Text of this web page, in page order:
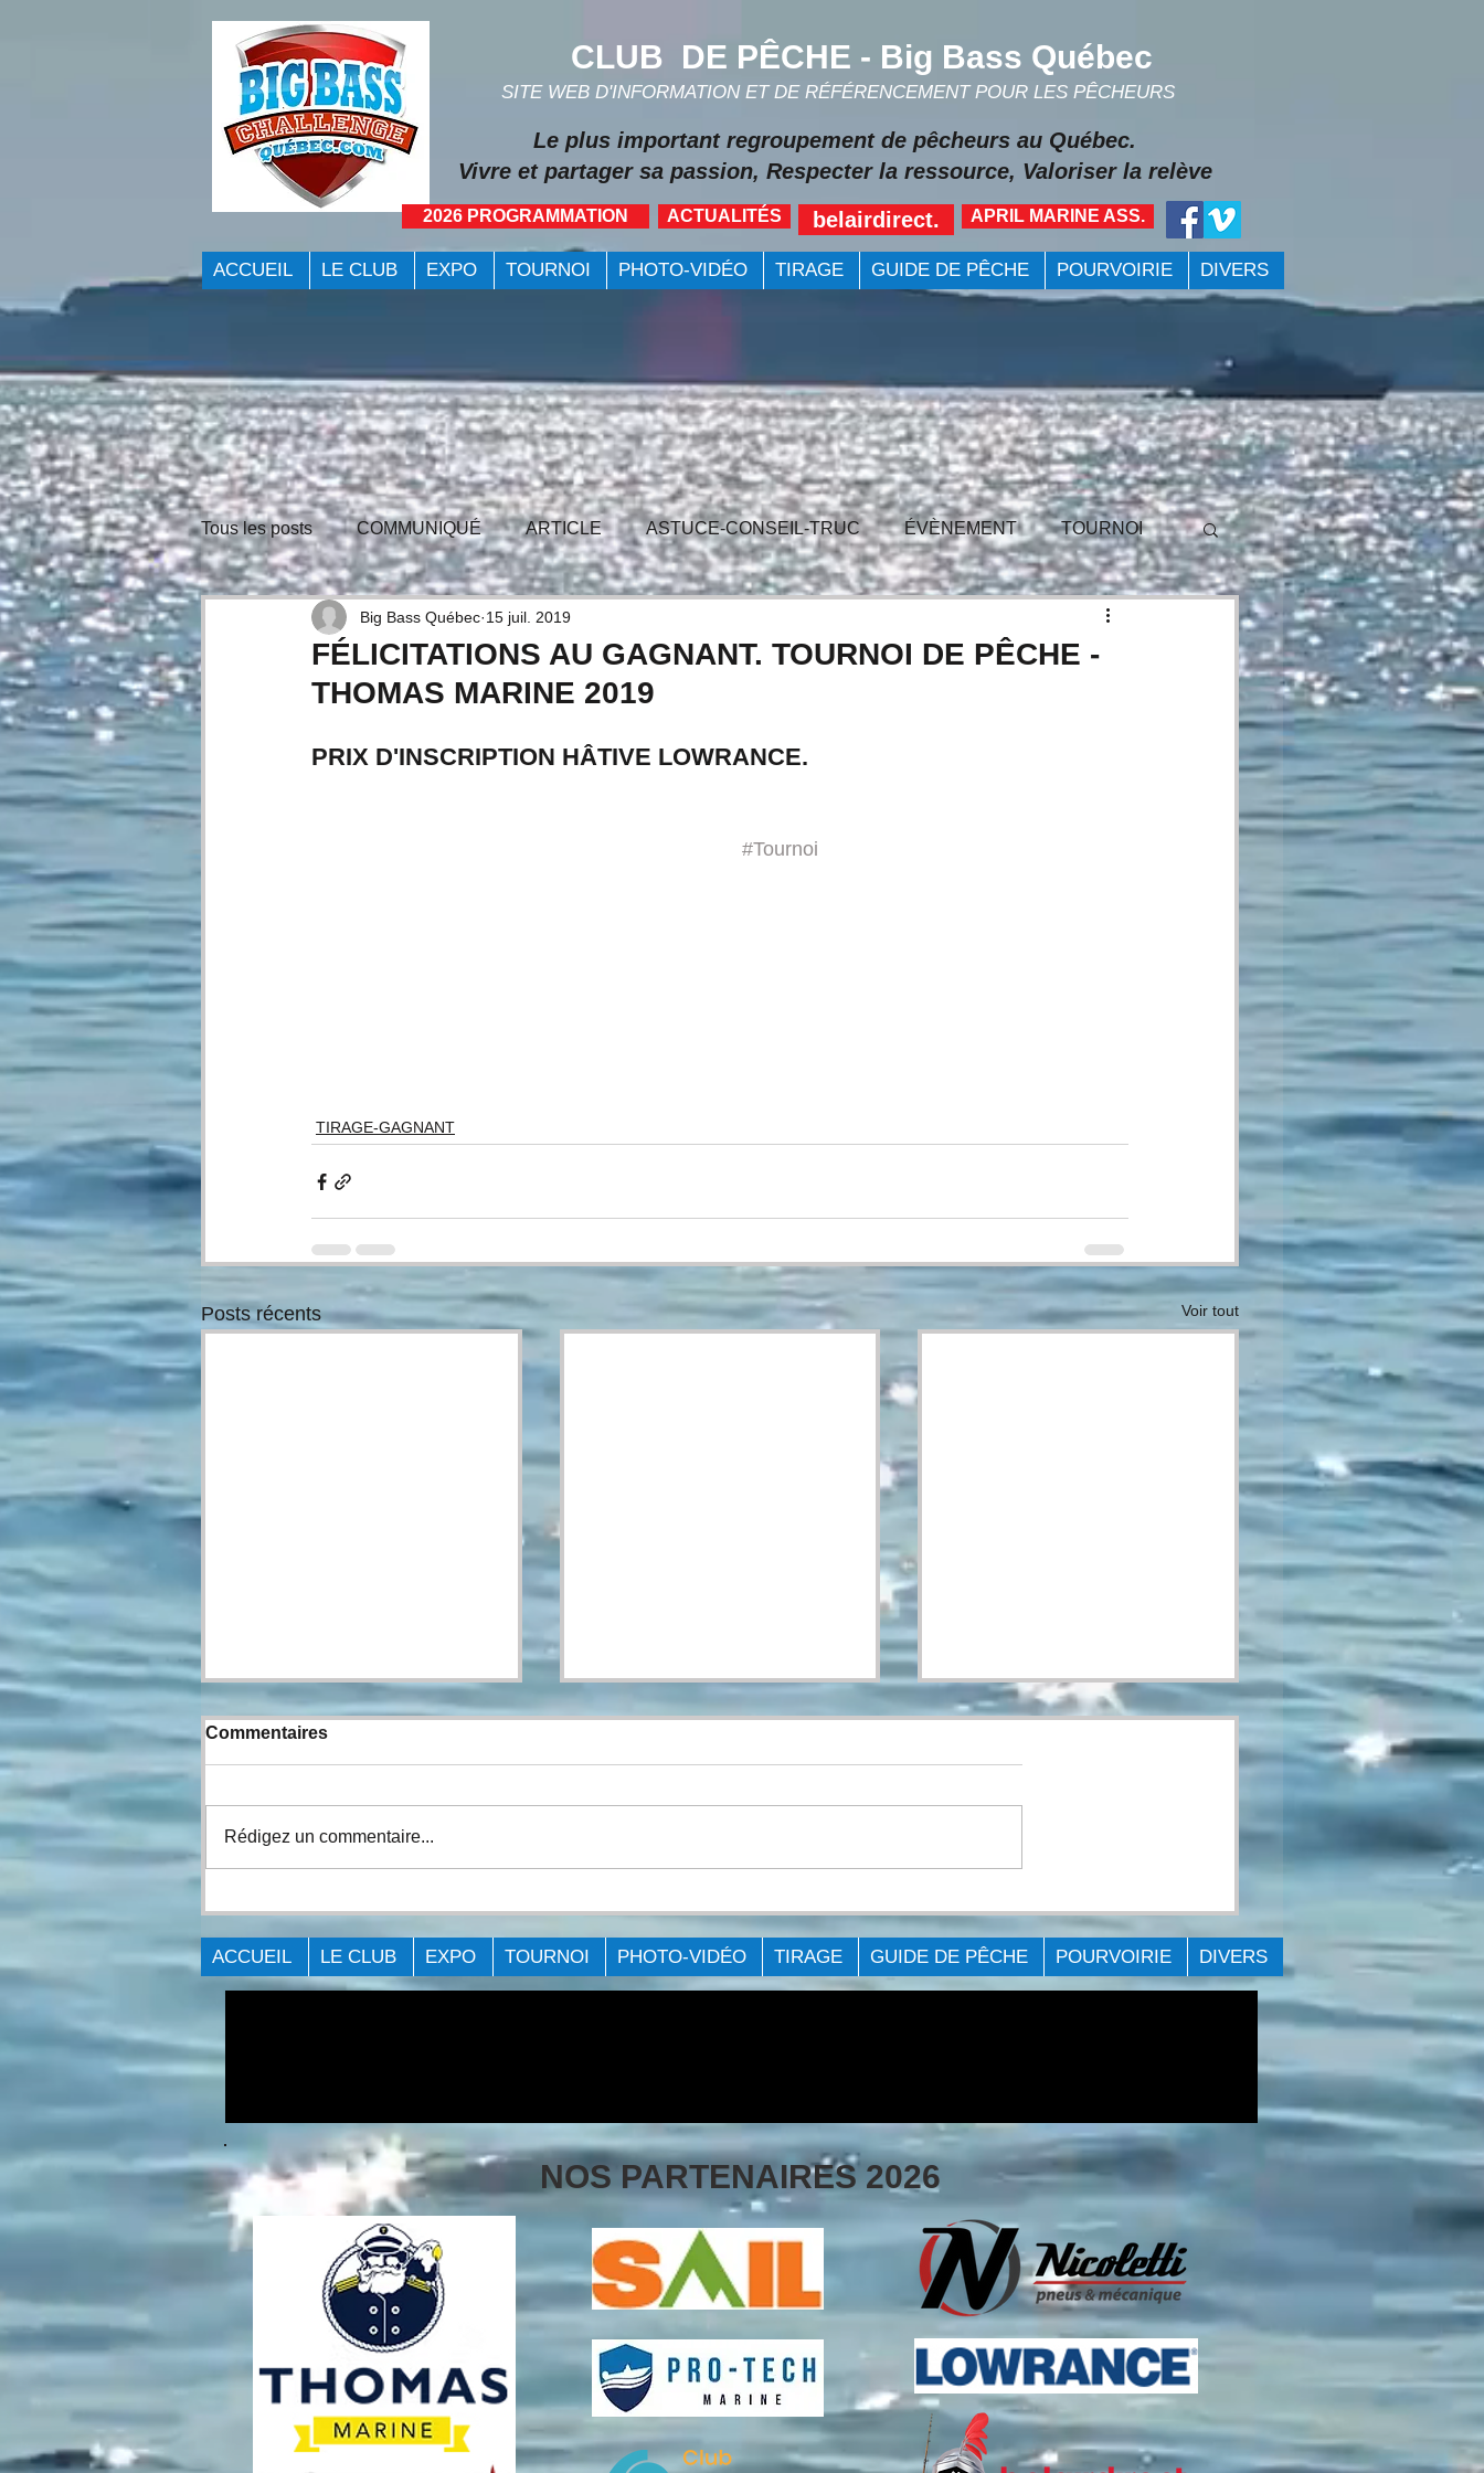
CLUB DE PÊCHE - Big Bass Québec
SITE WEB D'INFORMATION ET DE RÉFÉRENCEMENT POUR LES PÊCHEURS
Vivre et partager sa passion, Respecter la ressource, Valoriser la relève
2026 PROGRAMMATION ACTUALITÉS belairdirect. APRIL MARINE ASS.
Le plus important regroupement de pêcheurs au Québec.
ACCUEIL LE CLUB EXPO TOURNOI PHOTO-VIDÉO TIRAGE GUIDE DE PÊCHE POURVOIRIE DIVERS
Tous les posts COMMUNIQUÉ ARTICLE ASTUCE-CONSEIL-TRUC ÉVÈNEMENT TOURNOI
BULLETIN-INFO TIRAGE-GAGNANT
CONSEILS D'EXPERTS
FÉLICITATIONS AU GAGNANT. TOURNOI DE PÊCHE -
THOMAS MARINE 2019
Big Bass Québec 15 juil. 2019
PRIX D'INSCRIPTION HÂTIVE LOWRANCE.
#Tournoi
TIRAGE-GAGNANT
Posts récents Voir tout
Québec Laval 2023.
GAGNNTS
GAGNANTS
Commentaires
Rédigez un commentaire...
ACCUEIL LE CLUB EXPO TOURNOI PHOTO-VIDÉO TIRAGE GUIDE DE PÊCHE POURVOIRIE DIVERS
NOS PARTENAIRES 2026